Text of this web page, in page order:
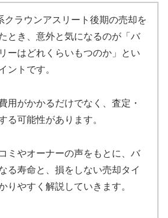
クラウンアスリート後期の売却を
とき、意外と気になるのが「バ
ーはどれくらいもつのか」とい
ントです。
用がかかるだけでなく、査定・
る可能性があります。
ミやオーナーの声をもとに、バ
る寿命と、損をしない売却タイ
りやすく解説していきます。